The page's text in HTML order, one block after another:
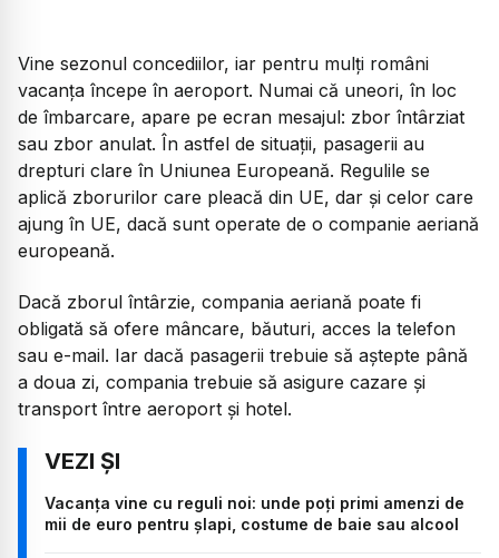
Vine sezonul concediilor, iar pentru mulți români
vacanța începe în aeroport. Numai că uneori, în loc
de îmbarcare, apare pe ecran mesajul: zbor întârziat
sau zbor anulat. În astfel de situații, pasagerii au
drepturi clare în Uniunea Europeană. Regulile se
aplică zborurilor care pleacă din UE, dar și celor care
ajung în UE, dacă sunt operate de o companie aeriană
europeană.
Dacă zborul întârzie, compania aeriană poate fi
obligată să ofere mâncare, băuturi, acces la telefon
sau e-mail. Iar dacă pasagerii trebuie să aștepte până
a doua zi, compania trebuie să asigure cazare și
transport între aeroport și hotel.
Vacanța vine cu reguli noi: unde poți primi amenzi de
mii de euro pentru șlapi, costume de baie sau alcool